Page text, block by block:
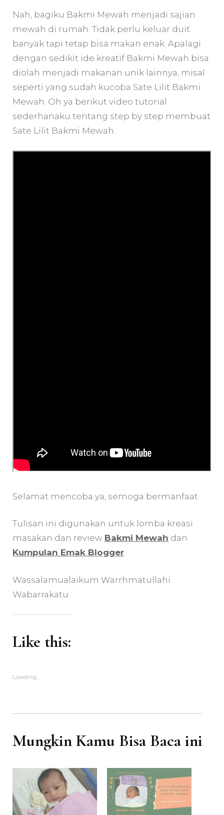
Nah, bagiku Bakmi Mewah menjadi sajian
mewah di rumah. Tidak perlu keluar duit
banyak tapi tetap bisa makan enak. Apalagi
dengan sedikit ide kreatif Bakmi Mewah bisa
diolah menjadi makanan unik lainnya, misal
seperti yang sudah kucoba Sate Lilit Bakmi
Mewah. Oh ya berikut video tutorial
sederhanaku tentang step by step membuat
Sate Lilit Bakmi Mewah.
Selamat mencoba ya, semoga bermanfaat
Tulisan ini digunakan untuk lomba kreasi
masakan dan review Bakmi Mewah dan
Kumpulan Emak Blogger
Wassalamualaikum Warrhmatullahi
Wabarrakatu
Like this:
Loading...
Mungkin Kamu Bisa Baca ini